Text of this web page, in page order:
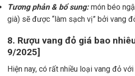
Tương phản & bổ sung:món béo
già) sẽ được “làm sạch vị” bởi vang
8. Rượu vang đỏ giá bao
9/2025]
Hiện nay, có rất nhiều loại vang đỏ